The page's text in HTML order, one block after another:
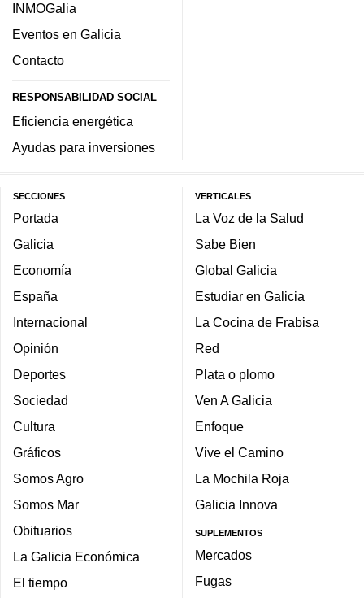
INMOGalia
Eventos en Galicia
Contacto
RESPONSABILIDAD SOCIAL
Eficiencia energética
Ayudas para inversiones
SECCIONES
Portada
Galicia
Economía
España
Internacional
Opinión
Deportes
Sociedad
Cultura
Gráficos
Somos Agro
Somos Mar
Obituarios
La Galicia Económica
El tiempo
VERTICALES
La Voz de la Salud
Sabe Bien
Global Galicia
Estudiar en Galicia
La Cocina de Frabisa
Red
Plata o plomo
Ven A Galicia
Enfoque
Vive el Camino
La Mochila Roja
Galicia Innova
SUPLEMENTOS
Mercados
Fugas